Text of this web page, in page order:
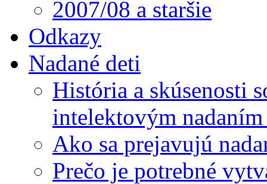
2007/08 a staršie
Odkazy
Nadané deti
História a skúsenosti
intelektovým
Ako sa prejavujú
Prečo je potrebné